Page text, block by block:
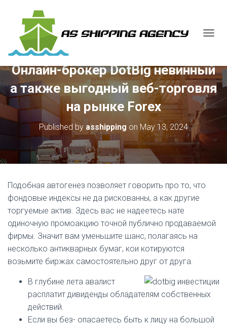
G
L
E
N
A
I
Онлайн-брокер DotBig невинный
а также выгодный веб-торговля
на рынке Forex
Published by asshipping onMay 13, 2024
Подобная автогенез позволяет говорить про то, что
фондовые индексы не да рискованны, а как другие
торгуемые актив. Здесь вас не надеетесь нате
одиночную промоакцию точной публично продаваемой
фирмы. Значит вам уменьшите шанс, полагаясь на
несколько антикварных бумаг, кои котируются
возьмите биржах самостоятельно друг от друга.
В глубине лета авалист
расплатит дивиденды обладателям собственных
действий.
Если вы без- опасаетесь быть к лицу на большой